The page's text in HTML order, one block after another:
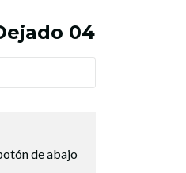
04
de abajo